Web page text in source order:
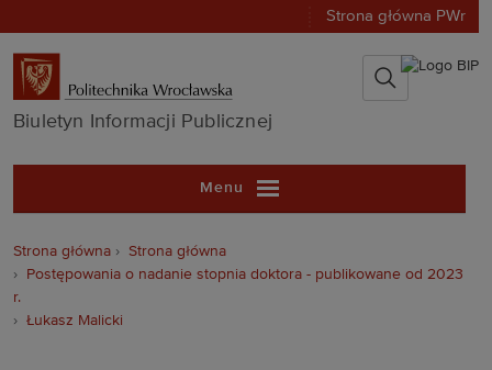
Strona główna PWr
Biuletyn
Biuletyn Informacji Publicznej
Menu
Strona główna
Strona główna
Postępowania o nadanie stopnia doktora - publikowane od 2023
r.
Łukasz Malicki